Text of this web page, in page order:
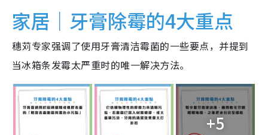
家居｜牙膏除霉的4大重点
穗苅专家强调了使用牙膏清洁霉菌的一些要点，并提到
当冰箱条发霉太严重时的唯一解决方法。
+5